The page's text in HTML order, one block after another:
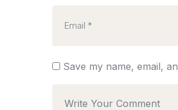
Save my name, email,